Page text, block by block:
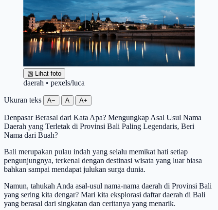
▧ Lihat foto
daerah • pexels/luca
Ukuran teks A− A A+
Denpasar Berasal dari Kata Apa? Mengungkap Asal Usul Nama
Daerah yang Terletak di Provinsi Bali Paling Legendaris, Beri
Nama dari Buah?
Bali merupakan pulau indah yang selalu memikat hati setiap
pengunjungnya, terkenal dengan destinasi wisata yang luar biasa
bahkan sampai mendapat julukan surga dunia.
Namun, tahukah Anda asal-usul nama-nama daerah di Provinsi Bali
yang sering kita dengar? Mari kita eksplorasi daftar daerah di Bali
yang berasal dari singkatan dan ceritanya yang menarik.